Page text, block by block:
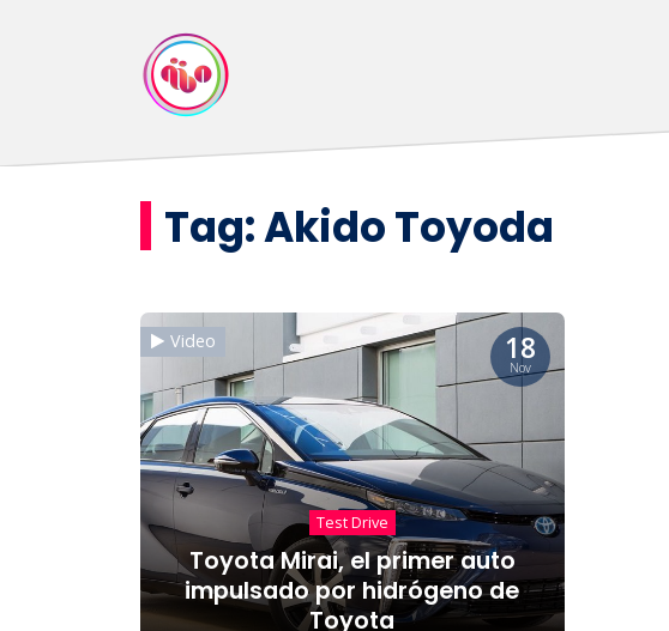
Tag:Akido Toyoda
18
Nov
Video
Test Drive
Toyota Mirai, el primer auto
impulsado por hidrógeno de
Toyota